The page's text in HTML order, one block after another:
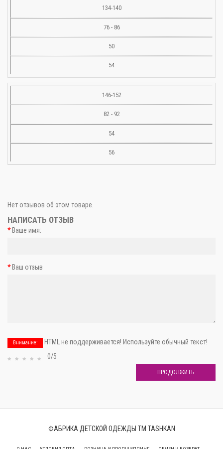
134-140
76 - 86
50
54
146-152
82 - 92
54
56
Нет отзывов об этом товаре.
НАПИСАТЬ ОТЗЫВ
Ваше имя:
Ваш отзыв
Внимание:
HTML не поддерживается! Используйте обычный текст!
0/5
ПРОДОЛЖИТЬ
ФАБРИКА ДЕТСКОЙ ОДЕЖДЫ ТМ TASHKAN